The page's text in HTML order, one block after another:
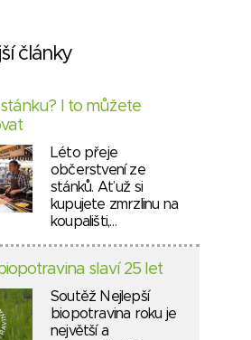
články
I to můžete
Léto přeje
občerstvení ze
stánků. Ať už si
kupujete zmrzlinu na
koupališti,…
slaví 25 let
Soutěž Nejlepší
biopotravina roku je
největší a